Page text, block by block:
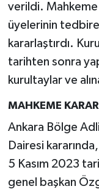
verildi. Mahkeme
üyelerinin
kararlaştırdı.
tarihten sonra
kurultaylar ve
MAHKEME
Ankara Bölge
Dairesi
5 Kasım 2023
genel başkan